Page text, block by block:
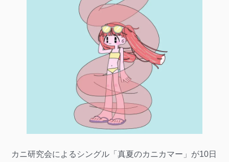
カニ研究会によるシングル「真夏のカニカマー」が10日